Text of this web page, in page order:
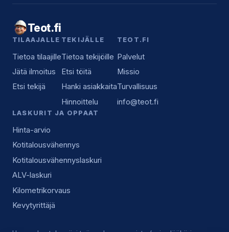
Teot.fi
TILAAJALLE
Tietoa tilaajille
Jätä ilmoitus
Etsi tekijä
TEKIJÄLLE
Tietoa tekijöille
Etsi töitä
Hanki asiakkaita
Hinnoittelu
TEOT.FI
Palvelut
Missio
Turvallisuus
info@teot.fi
LASKURIT JA OPPAAT
Hinta-arvio
Kotitalousvähennys
Kotitalousvähennyslaskuri
ALV-laskuri
Kilometrikorvaus
Kevytyrittäjä